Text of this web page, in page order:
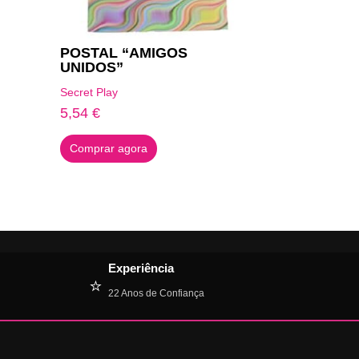
POSTAL “AMIGOS
UNIDOS”
Secret Play
5,54€
Comprar agora
⭐
Experiência
22 Anos de Confiança